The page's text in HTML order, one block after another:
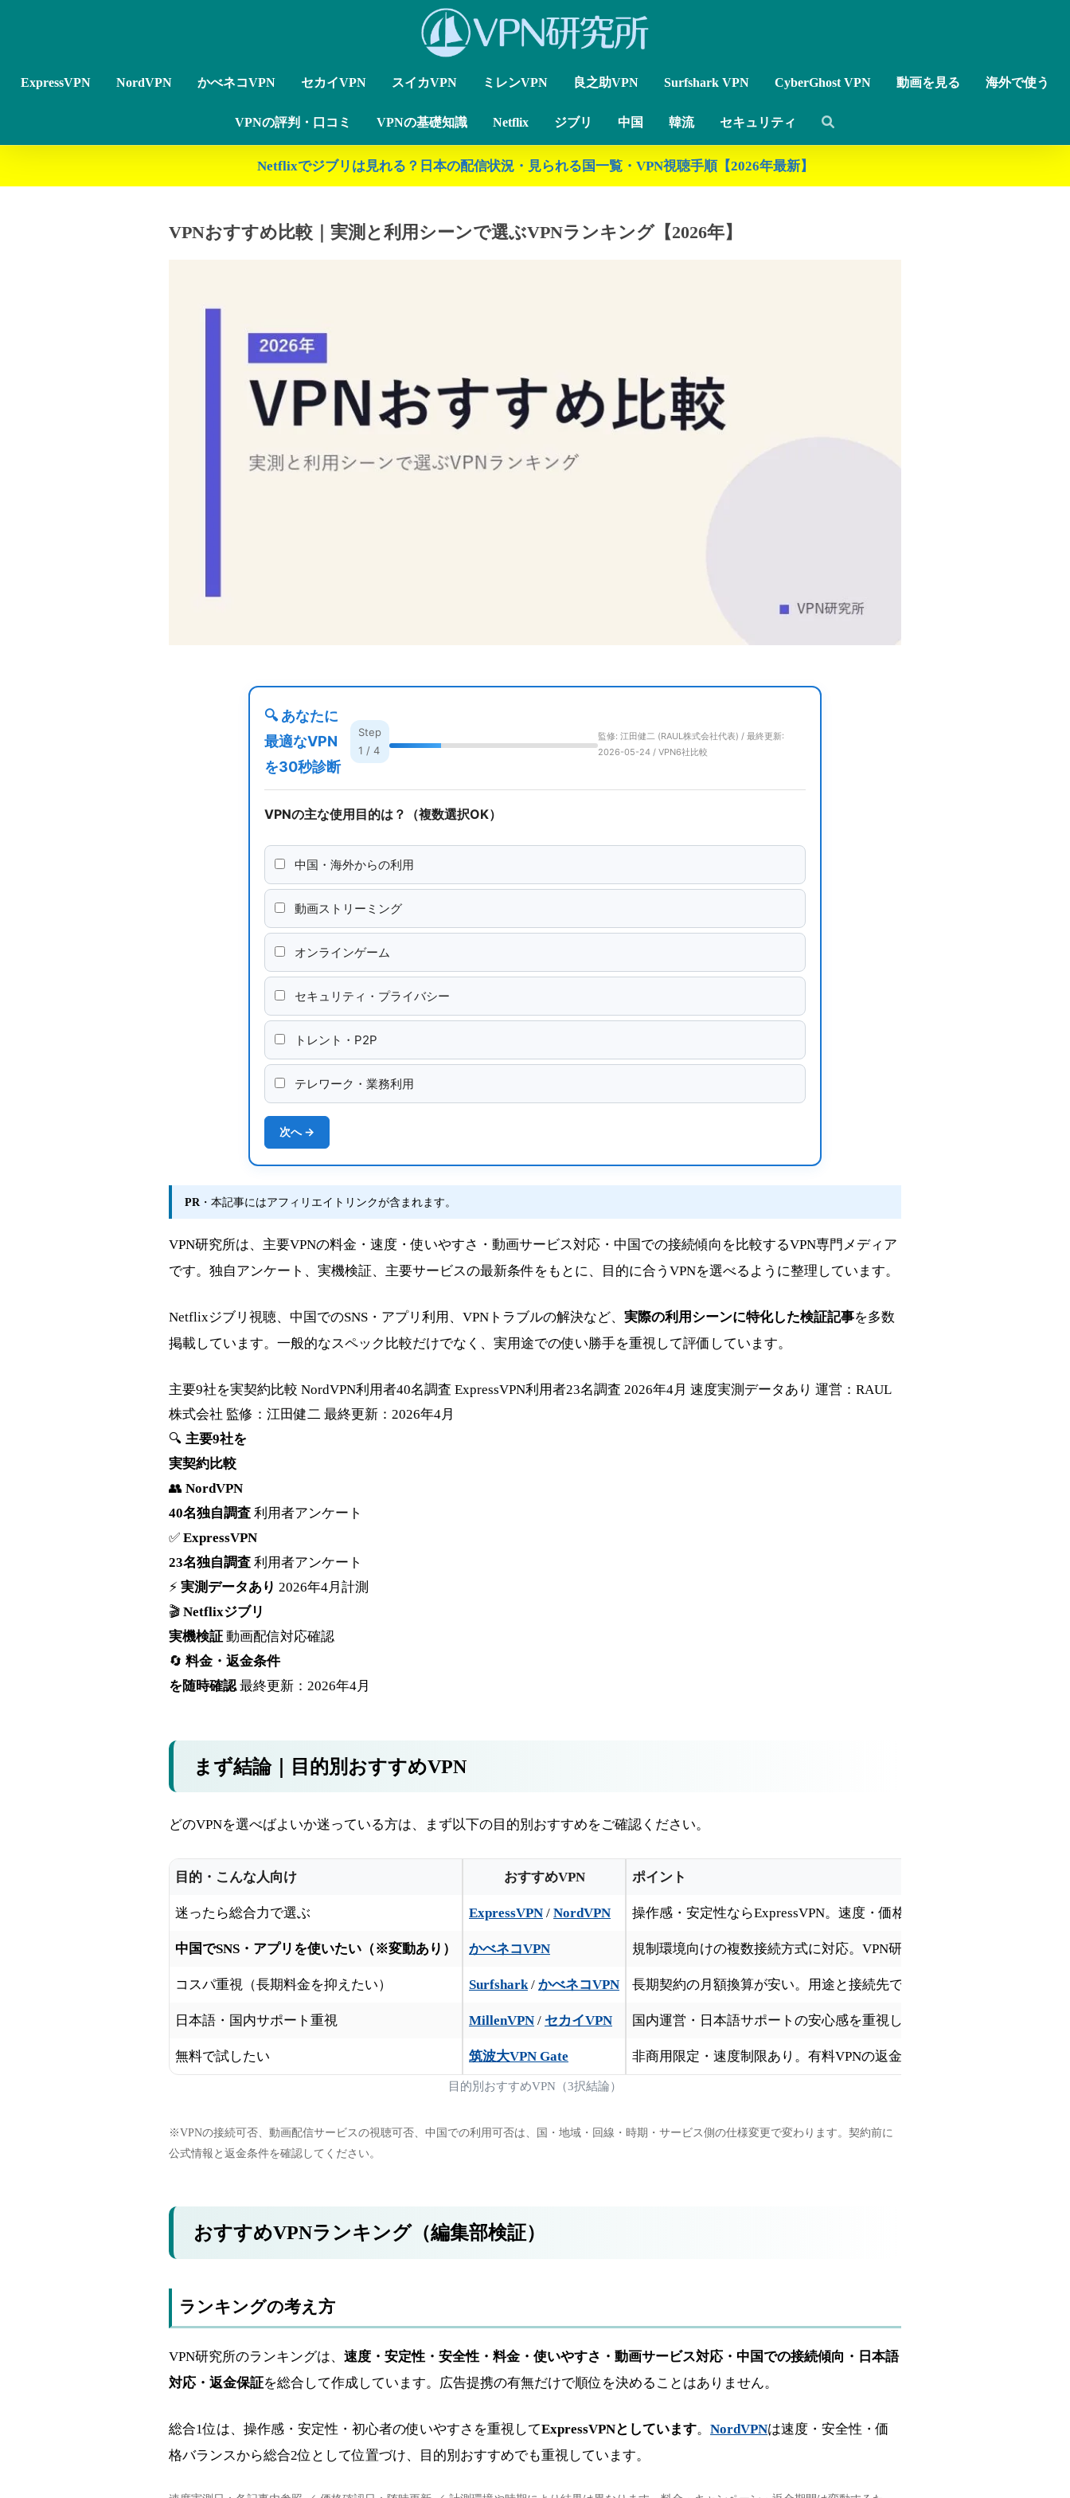
ExpressVPN NordVPN かべネコVPN セカイVPN スイカVPN ミレンVPN 良之助VPN Surfshark VPN CyberGhost VPN 動画を見る 海外で使う
VPNの評判・口コミ VPNの基礎知識 Netflix ジブリ 中国 韓流 セキュリティ
Netflixでジブリは見れる？日本の配信状況・見られる国一覧・VPN視聴手順【2026年最新】
VPNおすすめ比較｜実測と利用シーンで選ぶVPNランキング【2026年】
🔍 あなたに
最適なVPN
を30秒診断
Step
1 / 4
監修: 江田健二 (RAUL株式会社代表) / 最終更新:
2026-05-24 / VPN6社比較
VPNの主な使用目的は？（複数選択OK）
中国・海外からの利用
動画ストリーミング
オンラインゲーム
セキュリティ・プライバシー
トレント・P2P
テレワーク・業務利用
次へ →
PR ・本記事にはアフィリエイトリンクが含まれます。
VPN研究所は、主要VPNの料金・速度・使いやすさ・動画サービス対応・中国での接続傾向を比較するVPN専門メディア
です。独自アンケート、実機検証、主要サービスの最新条件をもとに、目的に合うVPNを選べるように整理しています。
Netflixジブリ視聴、中国でのSNS・アプリ利用、VPNトラブルの解決など、 実際の利用シーンに特化した検証記事を多数
掲載しています。一般的なスペック比較だけでなく、実用途での使い勝手を重視して評価しています。
主要9社を実契約比較 NordVPN利用者40名調査 ExpressVPN利用者23名調査 2026年4月 速度実測データあり 運営：RAUL
株式会社 監修：江田健二 最終更新：2026年4月
🔍 主要9社を
実契約比較
👥 NordVPN
40名独自調査 利用者アンケート
✅ ExpressVPN
23名独自調査 利用者アンケート
⚡ 実測データあり 2026年4月計測
🎬 Netflixジブリ
実機検証 動画配信対応確認
🔄 料金・返金条件
を随時確認 最終更新：2026年4月
まず結論｜目的別おすすめVPN
どのVPNを選べばよいか迷っている方は、まず以下の目的別おすすめをご確認ください。
目的・こんな人向け おすすめVPN ポイント
迷ったら総合力で選ぶ ExpressVPN / NordVPN 操作感・安定性ならExpressVPN。速度・価格・知名度ならNordVPN。
中国でSNS・アプリを使いたい（※変動あり） かべネコVPN 規制環境向けの複数接続方式に対応。VPN研究所でも中国系記事で実
コスパ重視（長期料金を抑えたい） Surfshark/ かべネコVPN 長期契約の月額換算が安い。用途と接続先で使い分け。
日本語・国内サポート重視 MillenVPN / セカイVPN 国内運営・日本語サポートの安心感を重視したい方向け。
無料で試したい 筑波大VPN Gate 非商用限定・速度制限あり。有料VPNの返金保証（30日）と比較して
目的別おすすめVPN（3択結論）
※VPNの接続可否、動画配信サービスの視聴可否、中国での利用可否は、国・地域・回線・時期・サービス側の仕様変更で変わります。契約前に
公式情報と返金条件を確認してください。
おすすめVPNランキング（編集部検証）
ランキングの考え方
VPN研究所のランキングは、 速度・安定性・安全性・料金・使いやすさ・動画サービス対応・中国での接続傾向・日本語
対応・返金保証を総合して作成しています。広告提携の有無だけで順位を決めることはありません。
総合1位は、操作感・安定性・初心者の使いやすさを重視してExpressVPNとしています。 NordVPNは速度・安全性・価
格バランスから総合2位として位置づけ、目的別おすすめでも重視しています。